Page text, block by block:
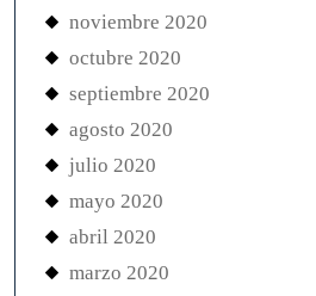
noviembre 2020
octubre 2020
septiembre 2020
agosto 2020
julio 2020
mayo 2020
abril 2020
marzo 2020